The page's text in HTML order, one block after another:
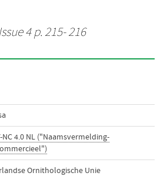
4 p. 215- 216
NC 4.0 NL ("Naamsvermelding-
Ornithologische Unie